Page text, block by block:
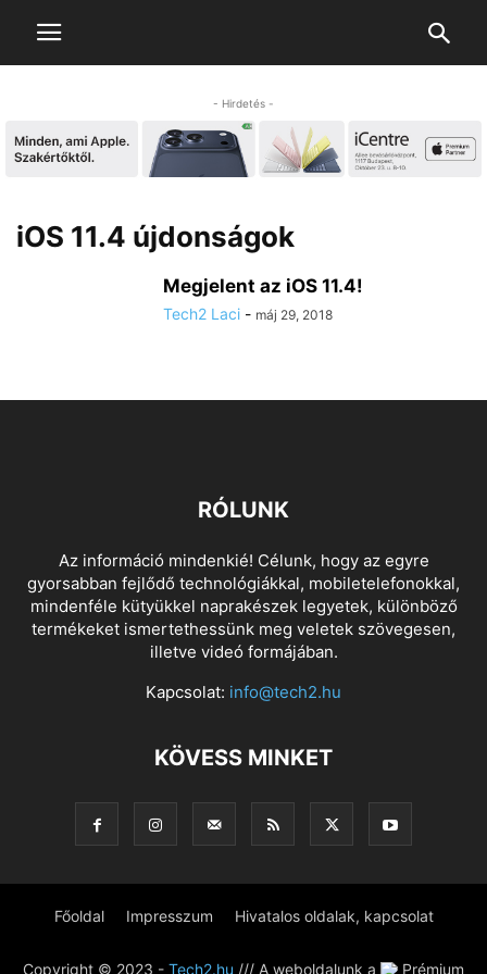
- Hirdetés -
iOS 11.4 újdonságok
Megjelent az iOS 11.4!
Tech2 Laci - máj 29, 2018
RÓLUNK
Az információ mindenkié! Célunk, hogy az egyre
gyorsabban fejlődő technológiákkal, mobiletelefonokkal,
mindenféle kütyükkel naprakészek legyetek, különböző
termékeket ismertethessünk meg veletek szövegesen,
illetve videó formájában.
Kapcsolat: info@tech2.hu
KÖVESS MINKET
Főoldal Impresszum Hivatalos oldalak, kapcsolat
Copyright © 2023 - Tech2.hu /// A weboldalunk a Prémium